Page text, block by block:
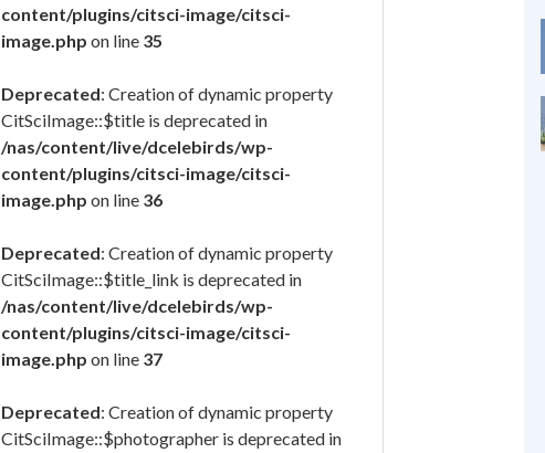
content/plugins/citsci-image/citsci-
image.php on line 35
Deprecated: Creation of dynamic property
CitSciImage::$title is deprecated in
/nas/content/live/dcelebirds/wp-
content/plugins/citsci-image/citsci-
image.php on line 36
Deprecated: Creation of dynamic property
CitSciImage::$title_link is deprecated in
/nas/content/live/dcelebirds/wp-
content/plugins/citsci-image/citsci-
image.php on line 37
Deprecated: Creation of dynamic property
CitSciImage::$photographer is deprecated in